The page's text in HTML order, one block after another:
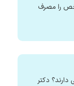
را مصرف
دارند؟ دکتر